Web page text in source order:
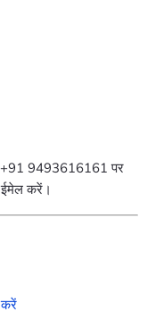
+91 9493616161 पर
करें।